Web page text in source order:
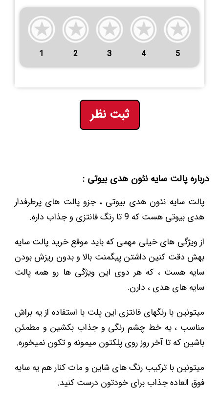
1 2 3 4 5
ثبت نظر
درباره پالت سایه نئون هدی بیوتی :
پالت سایه نئون هدی بیوتی ، جزو پالت های پرطرفدار
هدی بیوتی هست که 9 تا رنگ فانتزی و جذاب داره.
از ویژگی های خیلی مهمی که باید موقع خرید پالت سایه
بهش دقت کنین داشتن پیگمنت بالا و بدون ریزش بودن
سایه هست ، که هر دوی این ویژگی ها رو همه پالت
سایه های هدی ، دارن.
میتونین با رنگهای فانتزی این پلت با استفاده از یه براش
مناسب ، یه خط چشم رنگی و جذاب بکشین و مطمئن
باشین که تا آخر روز روی پلکتون میمونه و تکون نمیخوره.
میتونین با ترکیب رنگ های شاین و مات کنار هم یه سایه
فوق العاده جذاب برای خودتون درست کنید.